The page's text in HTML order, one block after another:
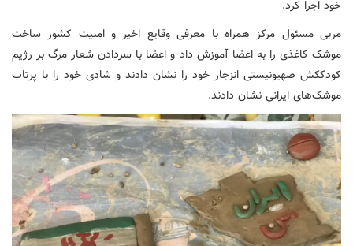
خود اجرا کرد.
مربی مسئول مرکز همراه با معرفی وقایع اخیر و امنیت کشور ساخت
موشک کاغذی را به اعضا آموزش داد و اعضا با سردادن شعار مرگ بر رژیم
کودککش صهیونیستی انزجار خود را نشان دادند و شادی خود را با پرتاب
موشک‌های ایرانی نشان دادند.